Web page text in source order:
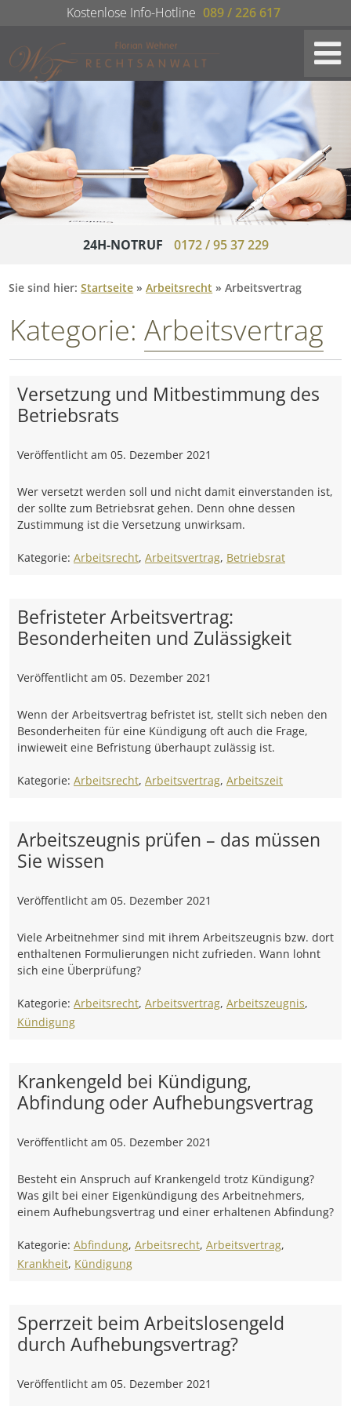
Kostenlose Info-Hotline 089 / 226 617
24H-NOTRUF 0172 / 95 37 229
Sie sind hier:Startseite »Arbeitsrecht »Arbeitsvertrag
Kategorie: Arbeitsvertrag
Versetzung und Mitbestimmung des
Betriebsrats
Veröffentlicht am 05. Dezember 2021
Wer versetzt werden soll und nicht damit einverstanden ist,
der sollte zum Betriebsrat gehen. Denn ohne dessen
Zustimmung ist die Versetzung unwirksam.
Kategorie: Arbeitsrecht, Arbeitsvertrag, Betriebsrat
Befristeter Arbeitsvertrag:
Besonderheiten und Zulässigkeit
Veröffentlicht am 05. Dezember 2021
Wenn der Arbeitsvertrag befristet ist, stellt sich neben den
Besonderheiten für eine Kündigung oft auch die Frage,
inwieweit eine Befristung überhaupt zulässig ist.
Kategorie: Arbeitsrecht, Arbeitsvertrag, Arbeitszeit
Arbeitszeugnis prüfen – das müssen
Sie wissen
Veröffentlicht am 05. Dezember 2021
Viele Arbeitnehmer sind mit ihrem Arbeitszeugnis bzw. dort
enthaltenen Formulierungen nicht zufrieden. Wann lohnt
sich eine Überprüfung?
Kategorie: Arbeitsrecht, Arbeitsvertrag, Arbeitszeugnis,
Kündigung
Krankengeld bei Kündigung,
Abfindung oder Aufhebungsvertrag
Veröffentlicht am 05. Dezember 2021
Besteht ein Anspruch auf Krankengeld trotz Kündigung?
Was gilt bei einer Eigenkündigung des Arbeitnehmers,
einem Aufhebungsvertrag und einer erhaltenen Abfindung?
Kategorie: Abfindung, Arbeitsrecht, Arbeitsvertrag,
Krankheit, Kündigung
Sperrzeit beim Arbeitslosengeld
durch Aufhebungsvertrag?
Veröffentlicht am 05. Dezember 2021